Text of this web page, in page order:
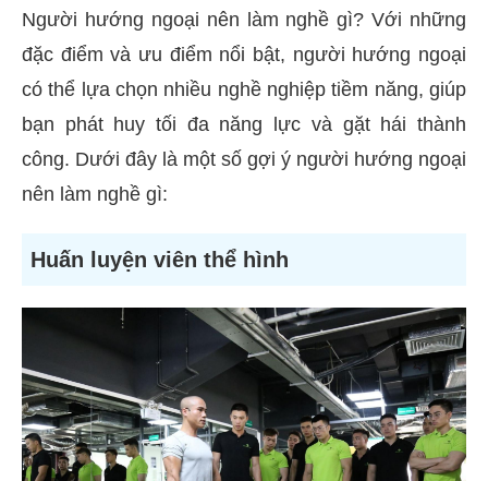
Người hướng ngoại nên làm nghề gì? Với những
đặc điểm và ưu điểm nổi bật, người hướng ngoại
có thể lựa chọn nhiều nghề nghiệp tiềm năng, giúp
bạn phát huy tối đa năng lực và gặt hái thành
công. Dưới đây là một số gợi ý người hướng ngoại
nên làm nghề gì:
Huấn luyện viên thể hình